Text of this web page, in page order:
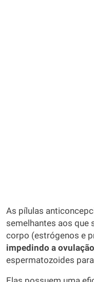
As pílulas
semelhantes aos que
corpo (estrógenos e
impedindo a ovulação
espermatozoides